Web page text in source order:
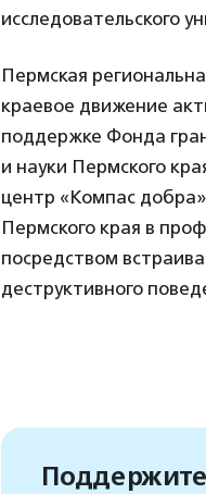
исследовательского
Пермская
краевое движение
поддержке Фонда
и науки Пермского
центр «Компас
Пермского края в
посредством
деструктивного